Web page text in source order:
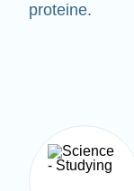
proteine.